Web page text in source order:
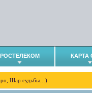
РОСТЕЛЕКОМ КАРТА
Шар судьбы…)